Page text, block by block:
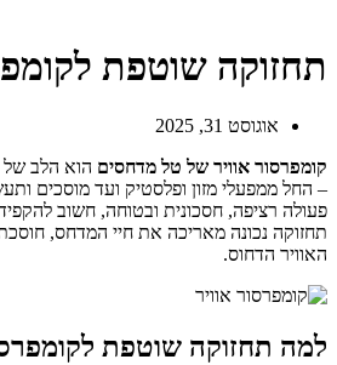
תחזוקה שוטפת
אוגוסט 31, 2025
קומפרסור אוויר של טל מדחסים הוא הלב של
– החל ממפעלי מזון ופלסטיק ועד מוסכים
פעולה רציפה, חסכונית ובטוחה, חשוב
תחזוקה נכונה מאריכה את חיי המדחס,
האוויר הדחוס.
למה תחזוקה שוטפת